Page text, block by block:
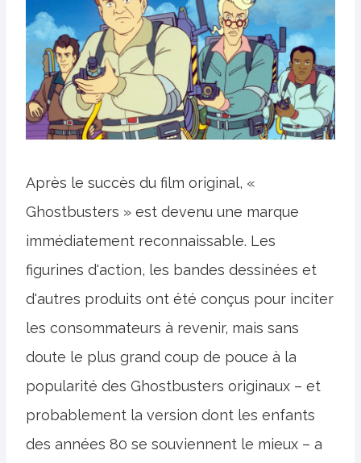
Après le succès du film original, «
Ghostbusters » est devenu une marque
immédiatement reconnaissable. Les
figurines d'action, les bandes dessinées et
d'autres produits ont été conçus pour inciter
les consommateurs à revenir, mais sans
doute le plus grand coup de pouce à la
popularité des Ghostbusters originaux – et
probablement la version dont les enfants
des années 80 se souviennent le mieux – a